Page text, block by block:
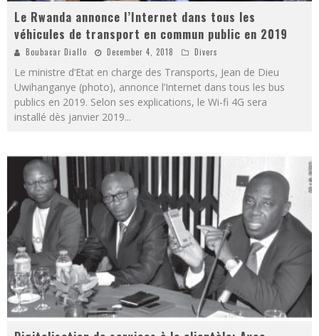
Le Rwanda annonce l’Internet dans tous les
véhicules de transport en commun public en 2019
Boubacar Diallo December 4, 2018 Divers
Le ministre d’Etat en charge des Transports, Jean de Dieu
Uwihanganye (photo), annonce l’Internet dans tous les bus
publics en 2019. Selon ses explications, le Wi-fi 4G sera
installé dès janvier 2019...